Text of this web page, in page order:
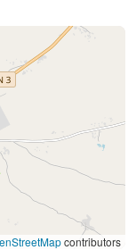
contributors